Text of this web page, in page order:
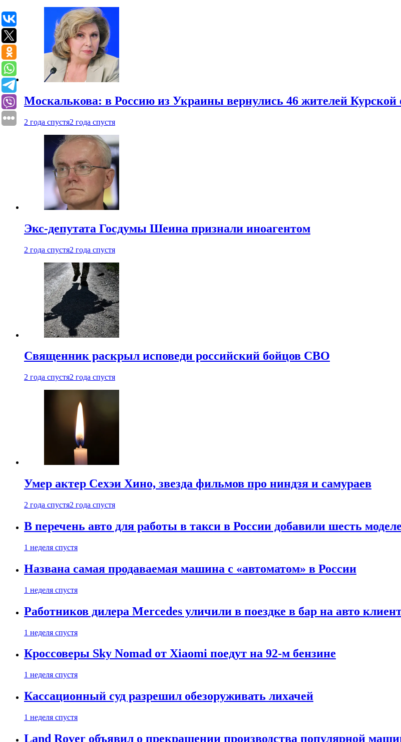
Москалькова: в Россию из Украины вернулись 46 жителей Курской
2 года спустя2 года спустя
Экс-депутата Госдумы Шеина признали иноагентом
2 года спустя2 года спустя
Священник раскрыл исповеди российский бойцов СВО
2 года спустя2 года спустя
Умер актер Сехэи Хино, звезда фильмов про ниндзя и самураев
2 года спустя2 года спустя
В перечень авто для работы в такси в России добавили шесть
1 неделя спустя
Названа самая продаваемая машина с «автоматом» в России
1 неделя спустя
Работников дилера Mercedes уличили в поездке в бар на авто
1 неделя спустя
Кроссоверы Sky Nomad от Xiaomi поедут на 92-м бензине
1 неделя спустя
Кассационный суд разрешил обезоруживать лихачей
1 неделя спустя
Land Rover объявил о прекращении производства популярной